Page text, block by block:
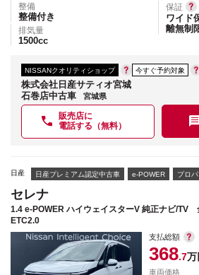
整備
整備付き
排気量
1500cc
保証
ワイド
離無制
NISSANクオリティショップ 今すぐ予約対象
株式会社日産サティオ宮城
石巻店中古車
宮城県
販売店に
電話する（無料）
日産 日産プレミアム認定中古車 e-POWER プロ
セレナ
1.4 e-POWER ハイウェイスターV 純正ナビ/TV
ETC2.0
支払総額
368.7万
車両価格